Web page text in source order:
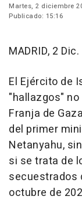
Martes, 2 diciembre
Publicado: 15:16
MADRID, 2 Dic.
El Ejército de
"hallazgos"
Franja de
del primer
Netanyahu,
si se trata de
secuestrados
octubre de